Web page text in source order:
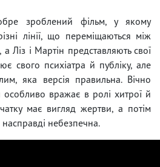
зроблений фільм, у якому
лінії, що переміщаються між
Ліз і Мартін представляють свої
свого психіатра й публіку, але
яка версія правильна. Вічно
вражає в ролі хитрої й
має вигляд жертви, а потім
небезпечна.